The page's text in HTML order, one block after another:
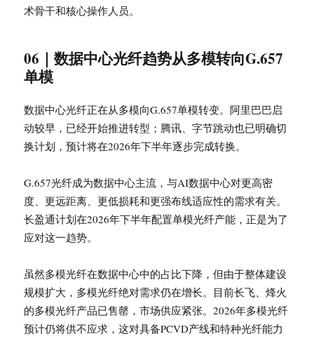
术骨干和核心操作人员。
06｜数据中心光纤趋势从多模转向G.657
单模
数据中心光纤正在从多模向G.657单模转变。阿里巴巴启
动较早，已经开始推进转型；腾讯、字节跳动也已明确切
换计划，预计将在2026年下半年逐步完成转换。
G.657光纤成为数据中心主流，与AI数据中心对更高密
度、更远距离、更低损耗和更强布线适应性的需求有关。
长盈通计划在2026年下半年配置单模光纤产能，正是为了
应对这一趋势。
虽然多模光纤在数据中心中的占比下降，但由于整体建设
规模扩大，多模光纤绝对需求仍在增长。目前长飞、烽火
的多模光纤产品已售罄，市场供应紧张。2026年多模光纤
预计仍将供不应求，这对具备PCVD产线和特种光纤能力